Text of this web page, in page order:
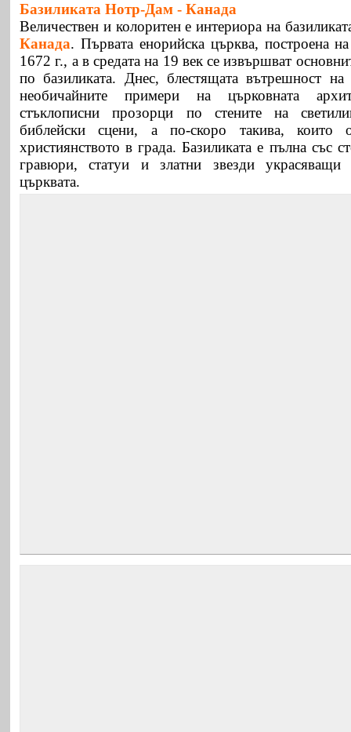
Базиликата Нотр-Дам - Канада
Величествен и колоритен е интериора на
Канада. Първата енорийска църква, построена
1672 г., а в средата на 19 век се извършват
по базиликата. Днес, блестящата вътрешност
необичайните примери на църковната
стъклописни прозорци по стените на
библейски сцени, а по-скоро такива, които
християнството в града. Базиликата е пълна със
гравюри, статуи и златни звезди украсяващи
църквата.